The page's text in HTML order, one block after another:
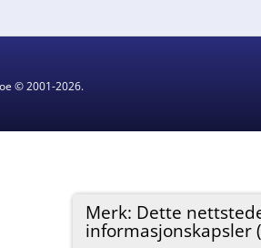
Merk: Dette
informasjonskapsler
© 2001-2026.